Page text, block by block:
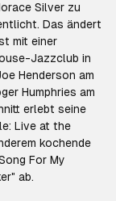
Silver zu
Das ändert
mit einer
Jazzclub in
Henderson am
Humphries am
erlebt seine
Live at the
kochende
For My
ab.